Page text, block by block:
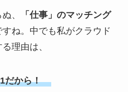
、
「仕事」のマッチング
すね。中でも私がクラウド
理由は、
だから！